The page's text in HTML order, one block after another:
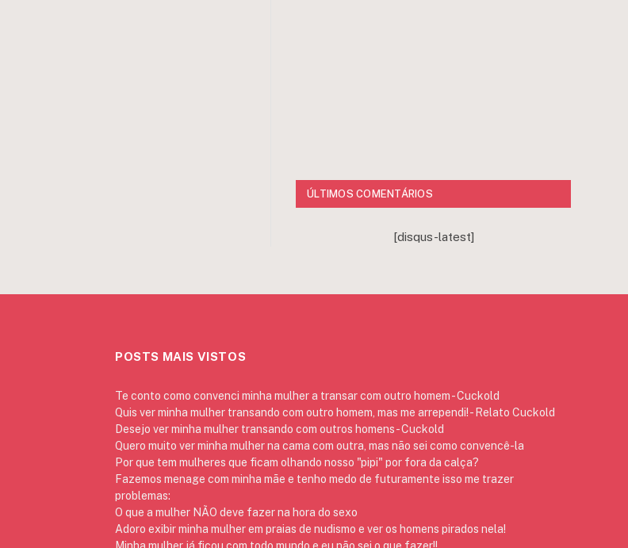
ÚLTIMOS COMENTÁRIOS
[disqus-latest]
POSTS MAIS VISTOS
Te conto como convenci minha mulher a transar com outro homem - Cuckold
Quis ver minha mulher transando com outro homem, mas me arrependi! - Relato Cuckold
Desejo ver minha mulher transando com outros homens - Cuckold
Quero muito ver minha mulher na cama com outra, mas não sei como convencê-la
Por que tem mulheres que ficam olhando nosso "pipi" por fora da calça?
Fazemos menage com minha mãe e tenho medo de futuramente isso me trazer
problemas:
O que a mulher NÃO deve fazer na hora do sexo
Adoro exibir minha mulher em praias de nudismo e ver os homens pirados nela!
Minha mulher já ficou com todo mundo e eu não sei o que fazer!!